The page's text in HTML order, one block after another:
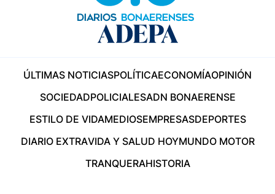
ÚLTIMAS NOTICIASPOLÍTICAECONOMÍAOPINIÓN
SOCIEDADPOLICIALESADN BONAERENSE
ESTILO DE VIDAMEDIOSEMPRESASDEPORTES
DIARIO EXTRAVIDA Y SALUD HOYMUNDO MOTOR
TRANQUERAHISTORIA